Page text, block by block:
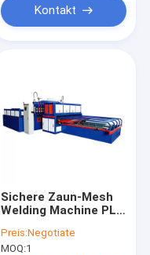
Kontakt
Sichere Zaun-Mesh
Welding Machine PLC
der Breiten-3300mm
Preis:Negotiate
MOQ:1